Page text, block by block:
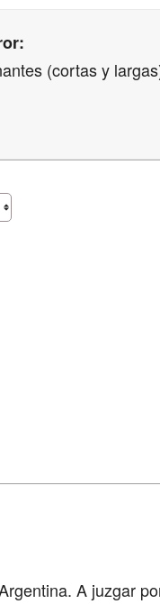
(cortas y
A juzgar